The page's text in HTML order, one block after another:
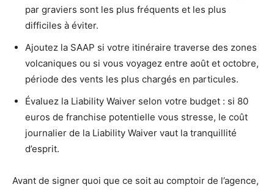
par graviers sont les plus fréquents et les plus
difficiles à éviter.
Ajoutez la SAAP si votre itinéraire traverse des zones
volcaniques ou si vous voyagez entre août et octobre,
période des vents les plus chargés en particules.
Évaluez la Liability Waiver selon votre budget : si 80
euros de franchise potentielle vous stresse, le coût
journalier de la Liability Waiver vaut la tranquillité
d’esprit.
Avant de signer quoi que ce soit au comptoir de l’agence,